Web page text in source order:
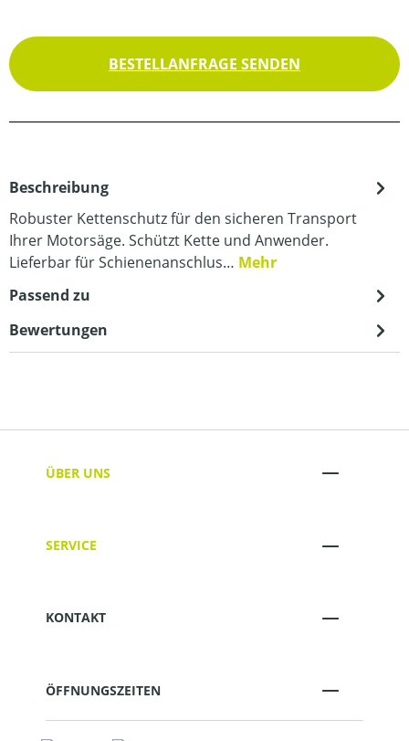
BESTELLANFRAGE SENDEN
Beschreibung
Robuster Kettenschutz für den sicheren Transport
Ihrer Motorsäge. Schützt Kette und Anwender.
Lieferbar für Schienenanschlus… Mehr
Passend zu
Bewertungen
ÜBER UNS
SERVICE
KONTAKT
ÖFFNUNGSZEITEN